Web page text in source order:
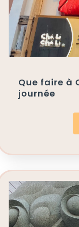
Que faire à
journée